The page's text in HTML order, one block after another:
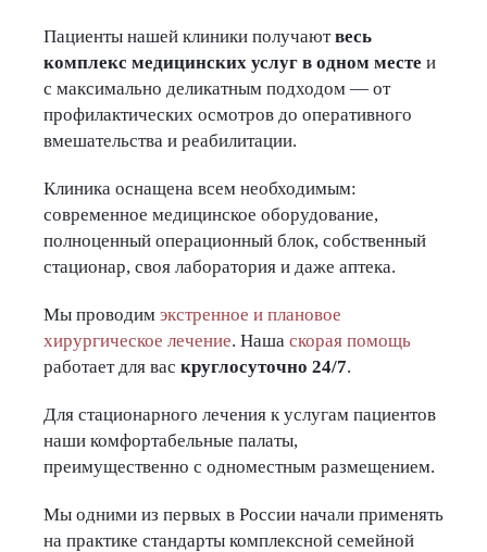
Пациенты нашей клиники получаютвесь
комплекс медицинских услуг в одном месте и
с максимально деликатным подходом — от
профилактических осмотров до оперативного
вмешательства и реабилитации.
Клиника оснащена всем необходимым:
современное медицинское оборудование,
полноценный операционный блок, собственный
стационар, своя лаборатория и даже аптека.
Мы проводим экстренное и плановое
хирургическое лечение. Наша скорая помощь
работает для вас круглосуточно 24/7.
Для стационарного лечения к услугам пациентов
наши комфортабельные палаты,
преимущественно с одноместным размещением.
Мы одними из первых в России начали применять
на практике стандарты комплексной семейной